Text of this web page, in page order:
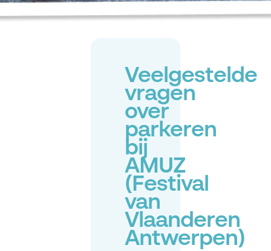
Veelgestelde
vragen
over
parkeren
bij
AMUZ
(Festival
van
Vlaanderen
Antwerpen)